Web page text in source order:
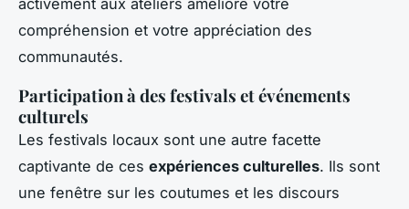
activement aux ateliers améliore votre
compréhension et votre appréciation des
communautés.
Participation à des festivals et événements
culturels
Les festivals locaux sont une autre facette
captivante de ces expériences culturelles. Ils sont
une fenêtre sur les coutumes et les discours